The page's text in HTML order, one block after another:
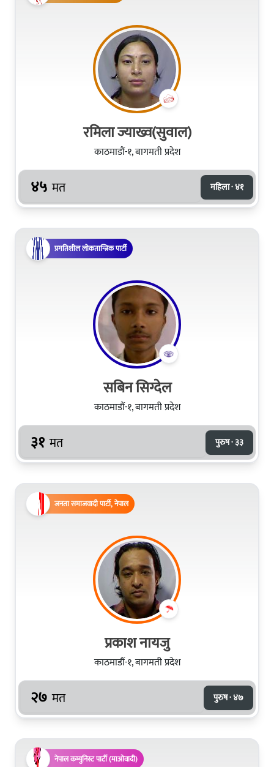
रमिला ज्याख्व(सुवाल)
काठमाडौं-१, बागमती प्रदेश
४५ मत महिला · ४१
प्रगतिशील लोकतान्त्रिक पार्टी
सबिन सिग्देल
काठमाडौं-१, बागमती प्रदेश
३१ मत पुरुष · ३३
जनता समाजवादी पार्टी, नेपाल
प्रकाश नायजु
काठमाडौं-१, बागमती प्रदेश
२७ मत पुरुष · ४७
नेपाल कम्युनिस्ट पार्टी (माओवादी)